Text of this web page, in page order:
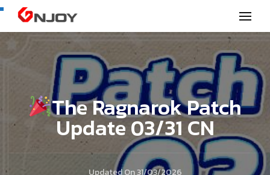
GNjoy mobile news
The Ragnarok Patch
Update 03/31 CN